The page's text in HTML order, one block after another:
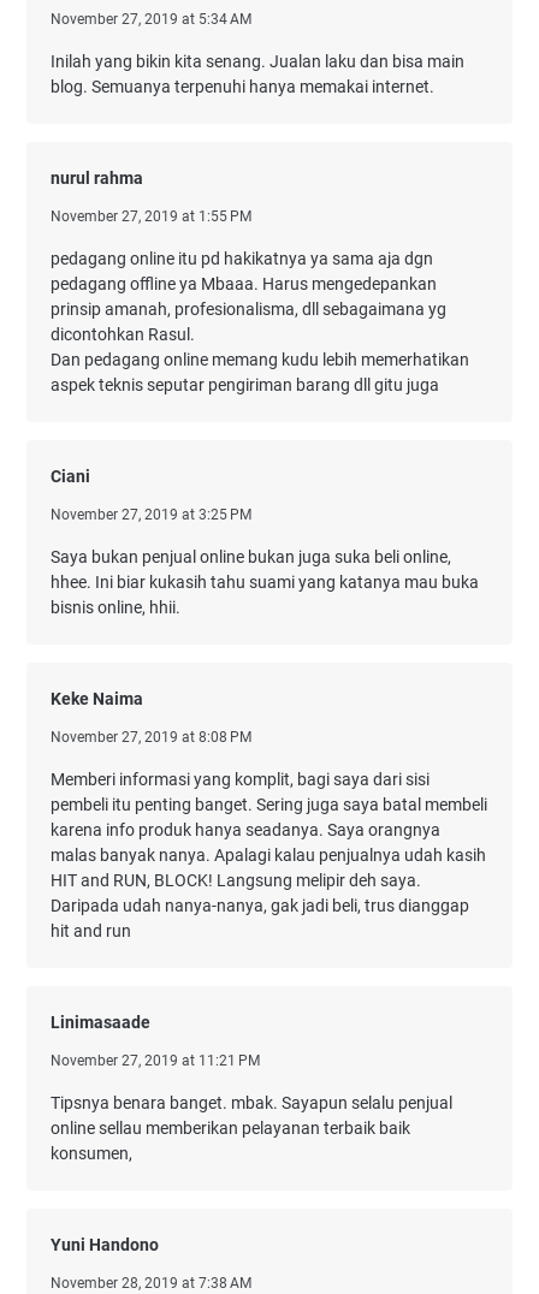
November 27, 2019 at 5:34 AM
Inilah yang bikin kita senang. Jualan laku dan bisa main
blog. Semuanya terpenuhi hanya memakai internet.
nurul rahma
November 27, 2019 at 1:55 PM
pedagang online itu pd hakikatnya ya sama aja dgn
pedagang offline ya Mbaaa. Harus mengedepankan
prinsip amanah, profesionalisma, dll sebagaimana yg
dicontohkan Rasul.
Dan pedagang online memang kudu lebih memerhatikan
aspek teknis seputar pengiriman barang dll gitu juga
Ciani
November 27, 2019 at 3:25 PM
Saya bukan penjual online bukan juga suka beli online,
hhee. Ini biar kukasih tahu suami yang katanya mau buka
bisnis online, hhii.
Keke Naima
November 27, 2019 at 8:08 PM
Memberi informasi yang komplit, bagi saya dari sisi
pembeli itu penting banget. Sering juga saya batal membeli
karena info produk hanya seadanya. Saya orangnya
malas banyak nanya. Apalagi kalau penjualnya udah kasih
HIT and RUN, BLOCK! Langsung melipir deh saya.
Daripada udah nanya-nanya, gak jadi beli, trus dianggap
hit and run
Linimasaade
November 27, 2019 at 11:21 PM
Tipsnya benara banget. mbak. Sayapun selalu penjual
online sellau memberikan pelayanan terbaik baik
konsumen,
Yuni Handono
November 28, 2019 at 7:38 AM